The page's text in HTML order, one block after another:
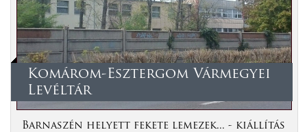
Komárom-Esztergom Vármegyei
Levéltár
Barnaszén helyett fekete lemezek... - kiállítás